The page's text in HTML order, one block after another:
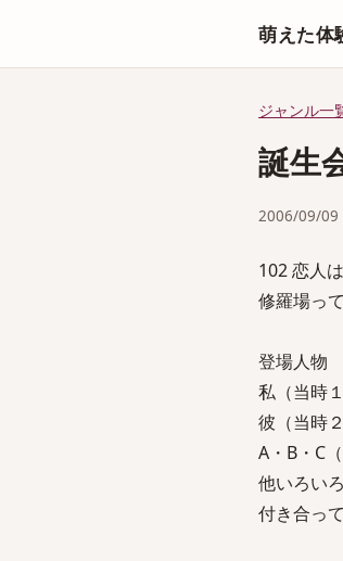
萌えた体
ジャンル一
誕生
2006/09/09
102 恋人
修羅場っ
登場人物
私（当時
彼（当時
A・B・C
他いろいろ
付き合っ